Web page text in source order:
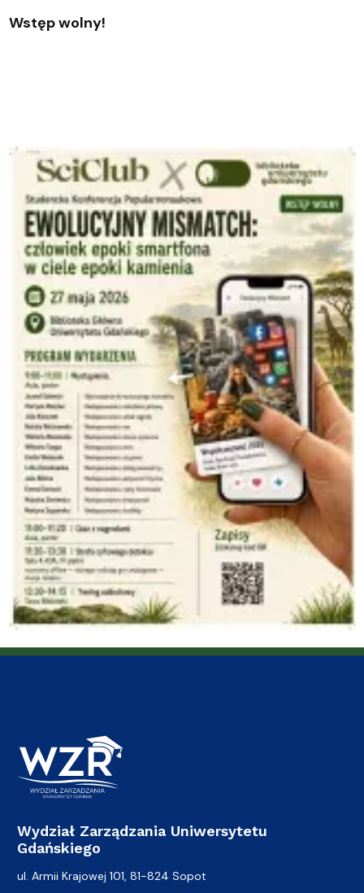
Wstęp wolny!
Wydział Zarządzania Uniwersytetu
Gdańskiego
ul. Armii Krajowej 101, 81-824 Sopot